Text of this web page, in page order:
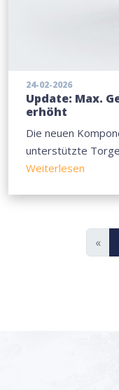
24-02-2026
Update: Max.
erhöht
Die neuen
unterstützte
Weiterlesen
«